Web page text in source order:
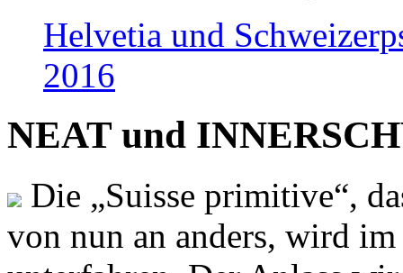
Helvetia und
2016
NEAT und
Die „Suisse primitive“,
von nun an anders, wird